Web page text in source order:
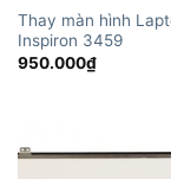
Thay màn hình
Inspiron 3459
950.000₫